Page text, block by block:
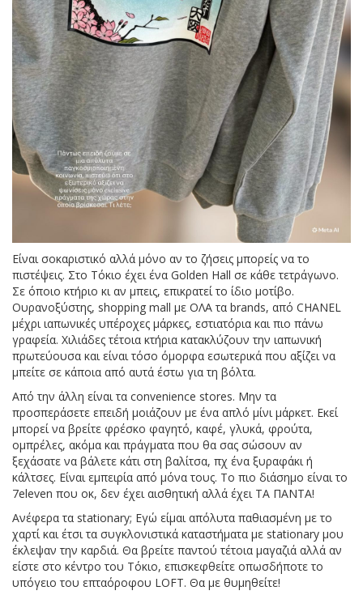
Είναι σοκαριστικό αλλά μόνο αν το ζήσεις μπορείς να το
πιστέψεις. Στο Τόκιο έχει ένα Golden Hall σε κάθε τετράγωνο.
Σε όποιο κτήριο κι αν μπεις, επικρατεί το ίδιο μοτίβο.
Ουρανοξύστης, shopping mall με ΟΛΑ τα brands, από CHANEL
μέχρι ιαπωνικές υπέροχες μάρκες, εστιατόρια και πιο πάνω
γραφεία. Χιλιάδες τέτοια κτήρια κατακλύζουν την ιαπωνική
πρωτεύουσα και είναι τόσο όμορφα εσωτερικά που αξίζει να
μπείτε σε κάποια από αυτά έστω για τη βόλτα.
Από την άλλη είναι τα convenience stores. Μην τα
προσπεράσετε επειδή μοιάζουν με ένα απλό μίνι μάρκετ. Εκεί
μπορεί να βρείτε φρέσκο φαγητό, καφέ, γλυκά, φρούτα,
ομπρέλες, ακόμα και πράγματα που θα σας σώσουν αν
ξεχάσατε να βάλετε κάτι στη βαλίτσα, πχ ένα ξυραφάκι ή
κάλτσες. Είναι εμπειρία από μόνα τους. Το πιο διάσημο είναι το
7eleven που οκ, δεν έχει αισθητική αλλά έχει ΤΑ ΠΑΝΤΑ!
Ανέφερα τα stationary; Εγώ είμαι απόλυτα παθιασμένη με το
χαρτί και έτσι τα συγκλονιστικά καταστήματα με stationary μου
έκλεψαν την καρδιά. Θα βρείτε παντού τέτοια μαγαζιά αλλά αν
είστε στο κέντρο του Τόκιο, επισκεφθείτε οπωσδήποτε το
υπόγειο του επταόροφου LOFT. Θα με θυμηθείτε!